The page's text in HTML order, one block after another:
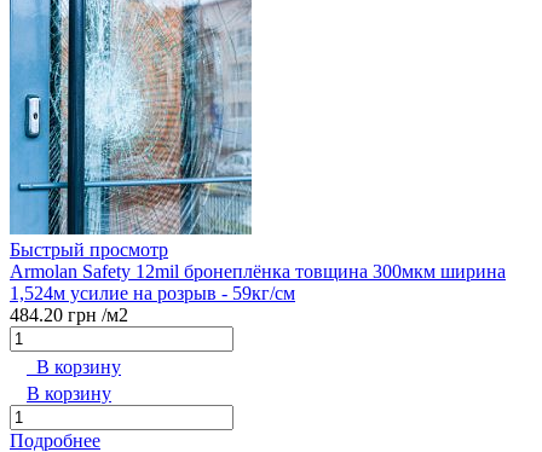
Быстрый просмотр
Armolan Safety 12mil бронеплёнка товщина 300мкм ширина
1,524м усилие на розрыв - 59кг/см
484.20 грн /м2
В корзину
В корзину
Подробнее